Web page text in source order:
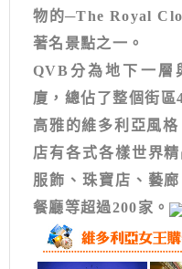
物的─The Royal
著名景點之一。
QVB分為地下一層
廈，總佔了整個街
高雅的維多利亞風
店有各式各樣世界
服飾、珠寶店、藝
餐廳等超過200家。